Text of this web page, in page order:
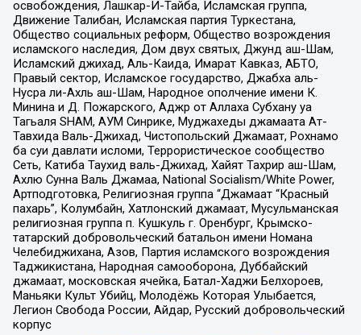
освобождения, Лашкар-И-Тайба, Исламская группа,
Движение Талибан, Исламская партия Туркестана,
Общество социальных реформ, Общество возрождения
исламского наследия, Дом двух святых, Джунд аш-Шам,
Исламский джихад, Аль-Каида, Имарат Кавказ, АБТО,
Правый сектор, Исламское государство, Джабха аль-
Нусра ли-Ахль аш-Шам, Народное ополчение имени К.
Минина и Д. Пожарского, Аджр от Аллаха Субхану уа
Тагьаля SHAM, АУМ Синрике, Муджахеды джамаата Ат-
Тавхида Валь-Джихад, Чистопольский Джамаат, Рохнамо
ба суи давлати исломи, Террористическое сообщество
Сеть, Катиба Таухид валь-Джихад, Хайят Тахрир аш-Шам,
Ахлю Сунна Валь Джамаа, National Socialism/White Power,
Артподготовка, Религиозная группа “Джамаат “Красный
пахарь”, Колумбайн, Хатлонский джамаат, Мусульманская
религиозная группа п. Кушкуль г. Оренбург, Крымско-
татарский добровольческий батальон имени Номана
Челебиджихана, Азов, Партия исламского возрождения
Таджикистана, Народная самооборона, Дуббайский
джамаат, московская ячейка, Батал-Хаджи Белхороев,
Маньяки Культ Убийц, Молодёжь Которая Улыбается,
Легион Свобода России, Айдар, Русский добровольческий
корпус